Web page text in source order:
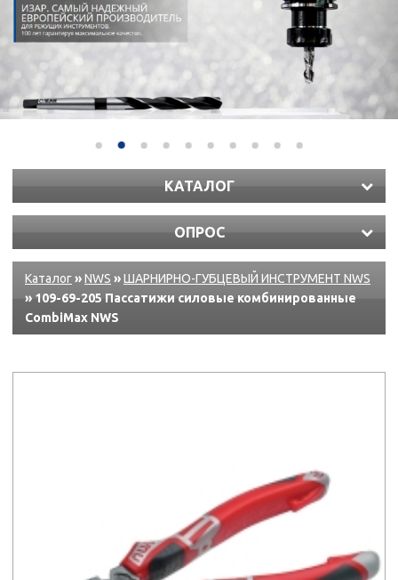
 
КАТАЛОГ
ОПРОС
Каталог»NWS »ШАРНИРНО-ГУБЦЕВЫЙ ИНСТРУМЕНТ NWS
» 109-69-205 Пассатижи силовые комбинированные
CombiMax NWS